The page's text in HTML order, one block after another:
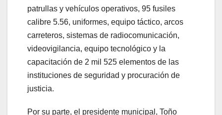
patrullas y vehículos operativos, 95 fusiles
calibre 5.56, uniformes, equipo táctico, arcos
carreteros, sistemas de radiocomunicación,
videovigilancia, equipo tecnológico y la
capacitación de 2 mil 525 elementos de las
instituciones de seguridad y procuración de
justicia.
Por su parte, el presidente municipal, Toño